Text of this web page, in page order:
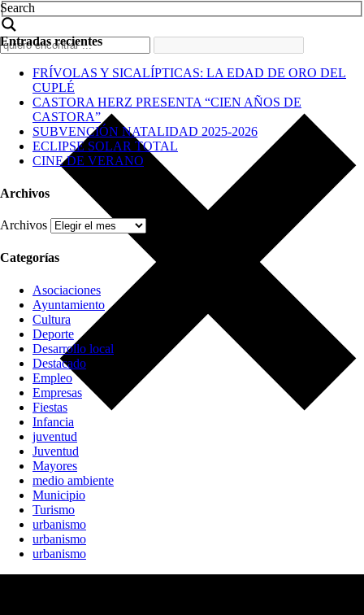
Search
Entradas recientes
FRÍVOLAS Y SICALÍPTICAS: LA EDAD DE ORO DEL
CUPLÉ
CASTORA HERZ PRESENTA “CIEN AÑOS DE
CASTORA”
SUBVENCIÓN NATALIDAD 2025-2026
ECLIPSE SOLAR TOTAL
CINE DE VERANO
Archivos
Archivos
Categorías
Asociaciones
Ayuntamiento
Cultura
Deporte
Desarrollo local
Destacado
Empleo
Empresas
Fiestas
Infancia
juventud
Juventud
Mayores
medio ambiente
Municipio
Turismo
urbanismo
urbanismo
urbanismo